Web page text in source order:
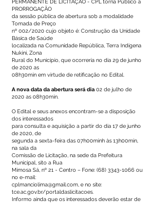
PERMANENTE DE LICITAÇÃO - CPL torna Público a
PRORROGAÇÃO
da sessão pública de abertura sob a modalidade
Tomada de Preço
nº 002/2020 cujo objeto é: Construção da Unidade
Básica de Saúde
localizada na Comunidade República, Terra Indígena
Nukini, Zona
Rural do Município, que ocorreria no dia 29 de junho
de 2020 as
08h30min em virtude de retificação no Edital.
A nova data da abertura será dia 02 de julho de
2020 as 08h30min.
O Edital e seus anexos encontram-se a disposição
dos interessados
para consulta e aquisição a partir do dia 17 de junho
de 2020, de
segunda a sexta-feira das 07h00minh às 13h00min,
na sala da
Comissão de Licitação, na sede da Prefeitura
Municipal, sito a Rua
Mimosa Sá, nº 21 - Centro – Fone: (68) 3343-1066 ou
no e-mail:
cplmanciolima@gmail.com, e no site:
tce.ac.gov.br/portaldaslicitacoes.
Informo ainda que os interessados deverão estar de